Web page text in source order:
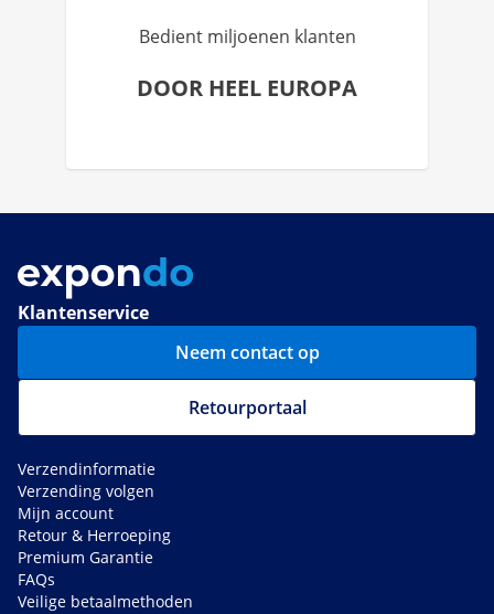
Bedient miljoenen klanten
DOOR HEEL EUROPA
Klantenservice
Neem contact op
Retourportaal
Verzendinformatie
Verzending volgen
Mijn account
Retour & Herroeping
Premium Garantie
FAQs
Veilige betaalmethoden